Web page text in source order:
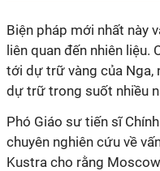
Biện pháp mới nhất này
liên quan đến nhiên liệu.
tới dự trữ vàng của Nga,
dự trữ trong suốt nhiều
Phó Giáo sư tiến sĩ
chuyên nghiên cứu về
Kustra cho rằng